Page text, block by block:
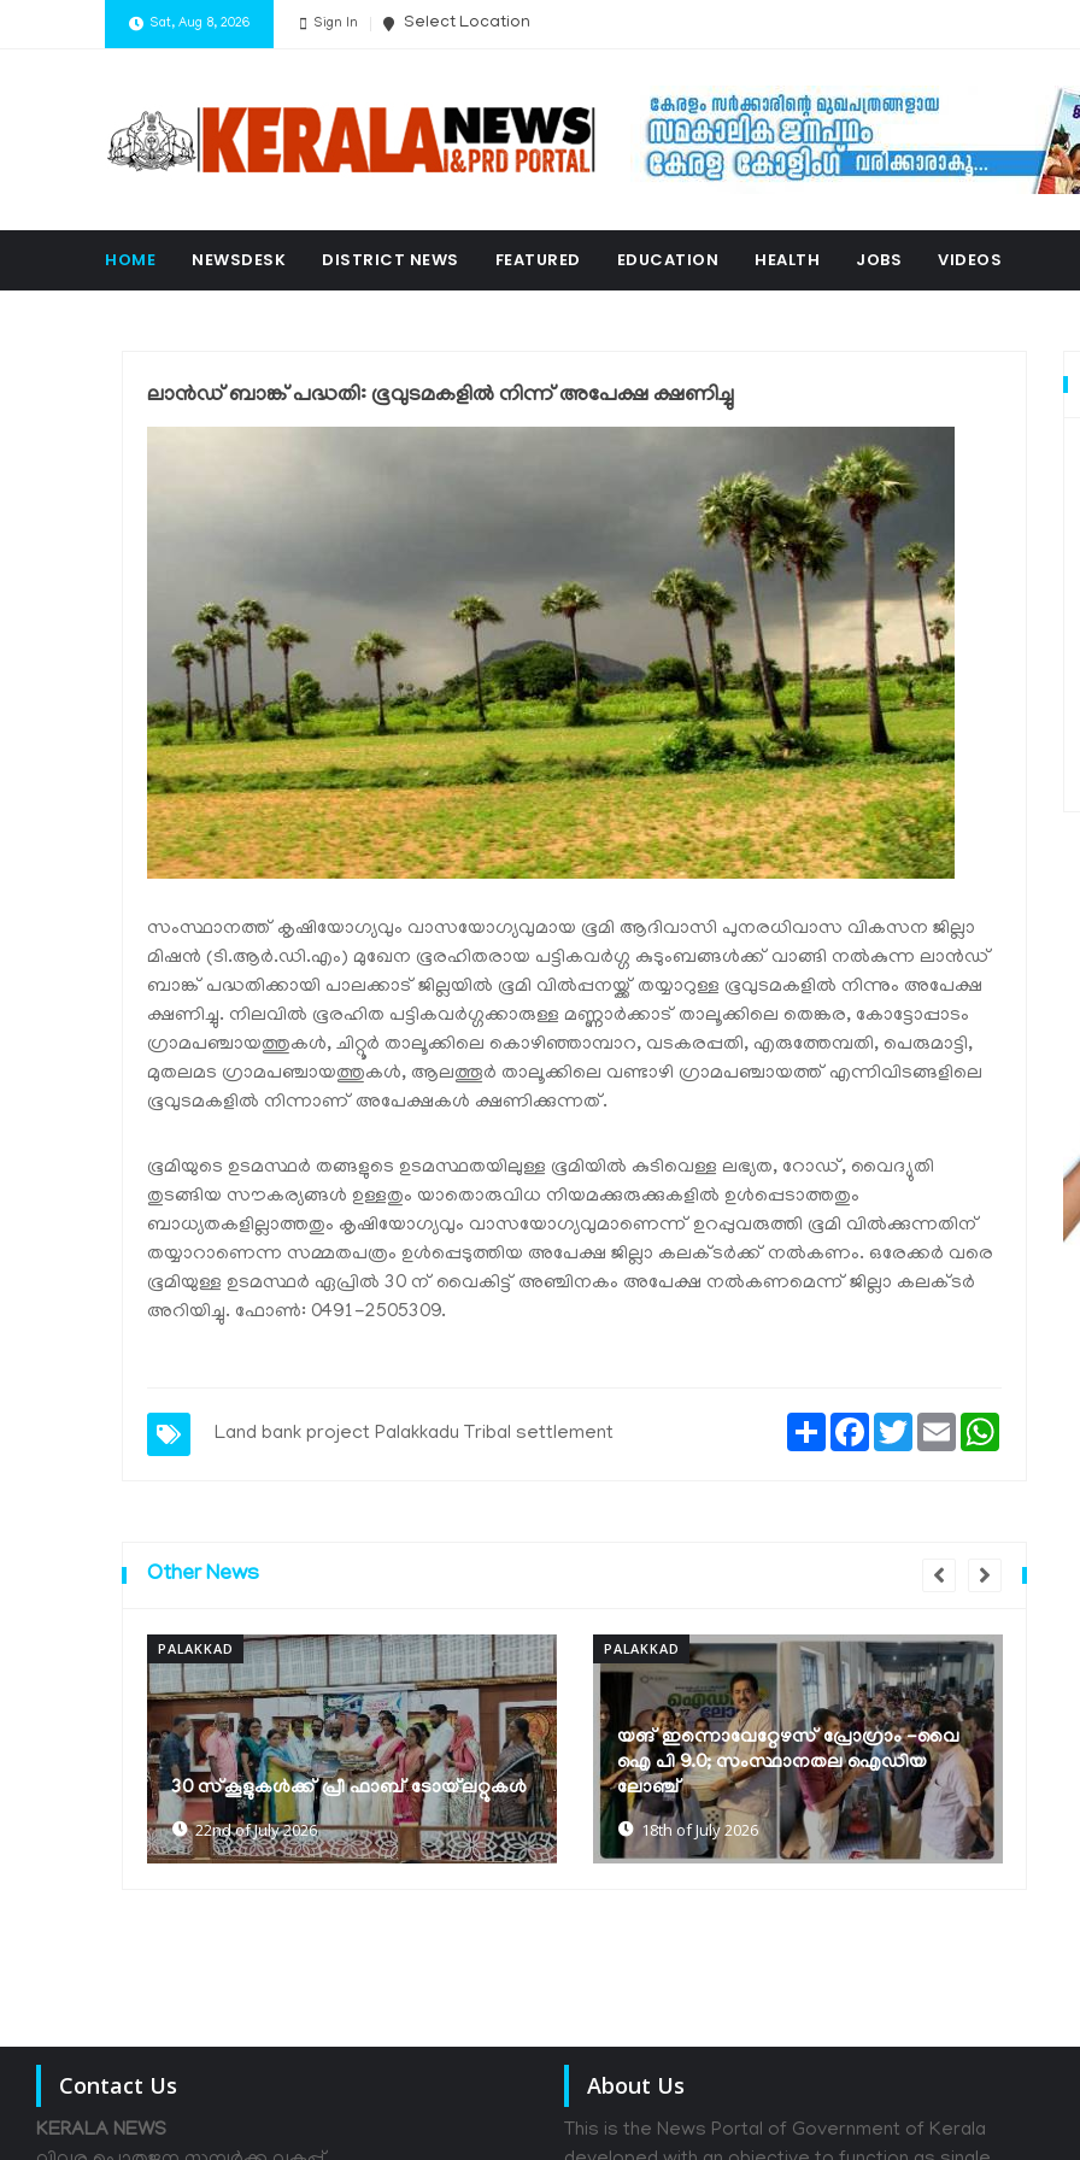
Sat, Aug 8, 2026 Sign In Select Location
HOME NEWSDESK DISTRICT NEWS FEATURED EDUCATION HEALTH JOBS VIDEOS
ലാന്‍ഡ് ബാങ്ക് പദ്ധതി: ഭൂവുടമകളില്‍ നിന്ന് അപേക്ഷ ക്ഷണിച്ചു
സംസ്ഥാനത്ത് കൃഷിയോഗ്യവും വാസയോഗ്യവുമായ ഭൂമി ആദിവാസി പുനരധിവാസ വികസന ജില്ലാ
മിഷന്‍ (ടി.ആര്‍.ഡി.എം) മുഖേന ഭൂരഹിതരായ പട്ടികവര്‍ഗ്ഗ കുടുംബങ്ങള്‍ക്ക് വാങ്ങി നല്‍കുന്ന ലാന്‍ഡ്
ബാങ്ക് പദ്ധതിക്കായി പാലക്കാട് ജില്ലയിൽ ഭൂമി വില്‍പ്പനയ്ക്ക് തയ്യാറുള്ള ഭൂവുടമകളില്‍ നിന്നും അപേക്ഷ
ക്ഷണിച്ചു. നിലവില്‍ ഭൂരഹിത പട്ടികവര്‍ഗ്ഗക്കാരുള്ള മണ്ണാര്‍ക്കാട് താലൂക്കിലെ തെങ്കര, കോട്ടോപ്പാടം
ഗ്രാമപഞ്ചായത്തുകള്‍, ചിറ്റൂര്‍ താലൂക്കിലെ കൊഴിഞ്ഞാമ്പാറ, വടകരപ്പതി, എരുത്തേമ്പതി, പെരുമാട്ടി,
മുതലമട ഗ്രാമപഞ്ചായത്തുകള്‍, ആലത്തൂര്‍ താലൂക്കിലെ വണ്ടാഴി ഗ്രാമപഞ്ചായത്ത് എന്നിവിടങ്ങളിലെ
ഭൂവുടമകളില്‍ നിന്നാണ് അപേക്ഷകള്‍ ക്ഷണിക്കുന്നത്.
ഭൂമിയുടെ ഉടമസ്ഥര്‍ തങ്ങളുടെ ഉടമസ്ഥതയിലുള്ള ഭൂമിയില്‍ കുടിവെള്ള ലഭ്യത, റോഡ്, വൈദ്യുതി
തുടങ്ങിയ സൗകര്യങ്ങള്‍ ഉള്ളതും യാതൊരുവിധ നിയമക്കുരുക്കുകളില്‍ ഉള്‍പ്പെടാത്തതും
ബാധ്യതകളില്ലാത്തതും കൃഷിയോഗ്യവും വാസയോഗ്യവുമാണെന്ന് ഉറപ്പുവരുത്തി ഭൂമി വില്‍ക്കുന്നതിന്
തയ്യാറാണെന്ന സമ്മതപത്രം ഉള്‍പ്പെടുത്തിയ അപേക്ഷ ജില്ലാ കലക്ടര്‍ക്ക് നല്‍കണം. ഒരേക്കര്‍ വരെ
ഭൂമിയുള്ള ഉടമസ്ഥര്‍ ഏപ്രില്‍ 30 ന് വൈകിട്ട് അഞ്ചിനകം അപേക്ഷ നല്‍കണമെന്ന് ജില്ലാ കലക്ടര്‍
അറിയിച്ചു. ഫോണ്‍: 0491-2505309.
Land bank project Palakkadu Tribal settlement
ShareFacebook
TwitterEmail
Other News
PALAKKAD
യങ് ഇന്നൊവേറ്റേഴസ് പ്രോഗ്രാം -വൈ
ഐ പി 9.0; സംസ്ഥാനതല ഐഡിയ
ലോഞ്ച്
18th of July 2026
PALAKKAD
ലോക ജനസംഖ്യാ വാരാചരണം:
ബോധവല്‍ക്കരണ സെമിനാറും
പ്രശ്നോത്തരിയും
17th of July 2026
Contact Us
KERALA NEWS
About Us
This is the News Portal of Government of Kerala